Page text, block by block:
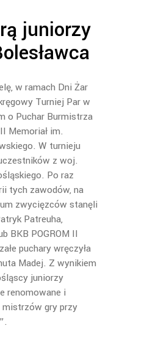
juniorzy
w ramach Dni Żar
Turniej Par w
o Puchar Burmistrza
Memoriał im.
W turnieju
z woj.
Po raz
tych zawodów, na
zwycięzców stanęli
Patreuha,
BKB POGROM II
puchary wręczyła
Madej. Z wynikiem
juniorzy
renomowane i
mistrzów gry przy